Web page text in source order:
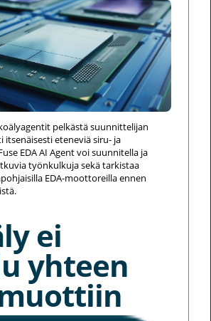
pelkästä suunnittelijan
itsenäisesti eteneviä siru- ja
EDA AI Agent voi suunnitella ja
työnkulkuja sekä tarkistaa
EDA-moottoreilla ennen
ei
yhteen